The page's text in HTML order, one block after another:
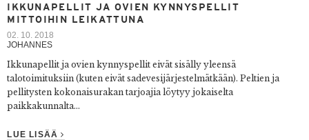
IKKUNAPELLIT JA OVIEN KYNNYSPELLIT
MITTOIHIN LEIKATTUNA
02. 10. 2018
JOHANNES
Ikkunapellit ja ovien kynnyspellit eivät sisälly yleensä
talotoimituksiin (kuten eivätsadevesijärjestelmätkään). Peltien ja
pellitysten kokonaisurakan tarjoajia löytyy jokaiselta
paikkakunnalta...
LUE LISÄÄ